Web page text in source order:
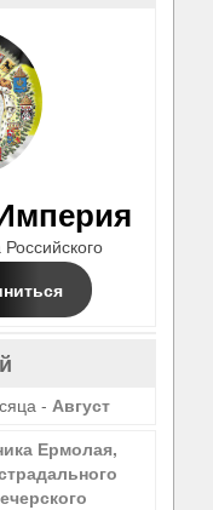
-Август
Ермолая,